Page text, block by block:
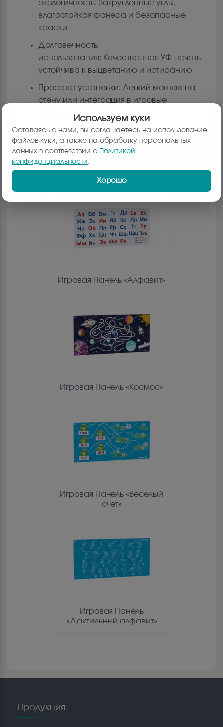
экологичность: Закругленные углы,
влагостойкая фанера и безопасные
краски
Долговечность
использования: Качественная УФ-печать
устойчива к выцветанию и истиранию
Простота установки: Легкий монтаж на
стену или интеграция в игровые
ПОХОЖИЕ ТОВАРЫ:
Игровая Панель «Алфавит»
Игровая Панель «Космос»
Игровая Панель «Веселый
счет»
Игровая Панель
«Дактильный алфавит»
Продукция
Используем куки
Оставаясь с нами, вы соглашаетесь на использование
файлов куки, а также на обработку персональных
данных в соответствии с
Политикой
конфиденциальности.
Хорошо